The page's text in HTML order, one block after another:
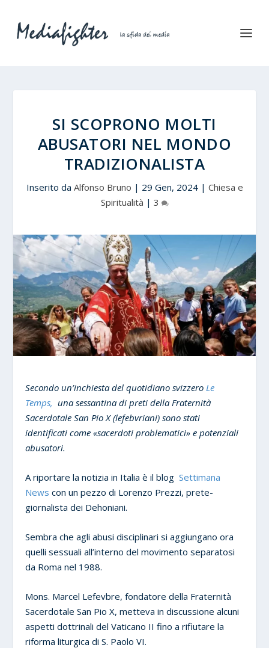
SI SCOPRONO MOLTI
ABUSATORI NEL MONDO
TRADIZIONALISTA
Inserito da Alfonso Bruno | 29 Gen, 2024| Chiesa e
Spiritualità | 3
Secondo un’inchiesta del quotidiano svizzero Le
Temps, una sessantina di preti della Fraternità
Sacerdotale San Pio X (lefebvriani) sono stati
identificati come «sacerdoti problematici» e potenziali
abusatori.
A riportare la notizia in Italia è il blogSettimana
News con un pezzo di Lorenzo Prezzi, prete-
giornalista dei Dehoniani.
Sembra che agli abusi disciplinari si aggiungano ora
quelli sessuali all’interno del movimento separatosi
da Roma nel 1988.
Mons. Marcel Lefevbre, fondatore della Fraternità
Sacerdotale San Pio X, metteva in discussione alcuni
aspetti dottrinali del Vaticano II fino a rifiutare la
riforma liturgica di S. Paolo VI.